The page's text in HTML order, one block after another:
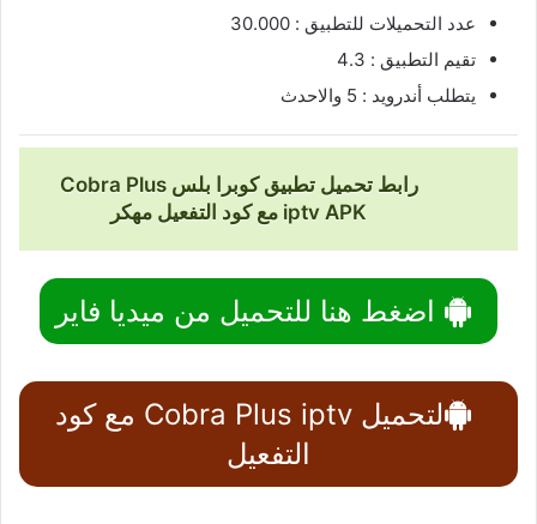
عدد التحميلات للتطبيق : 30.000
تقيم التطبيق : 4.3
يتطلب أندرويد : 5 والاحدث
رابط تحميل تطبيق كوبرا بلس Cobra Plus
iptv APK مع كود التفعيل مهكر
اضغط هنا للتحميل من ميديا فاير
لتحميل Cobra Plus iptv مع كود
التفعيل